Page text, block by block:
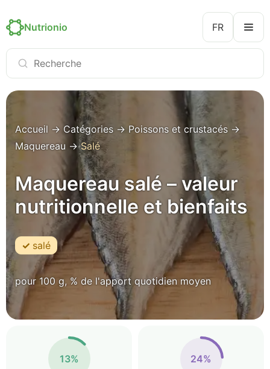
Nutrionio FR
Accueil → Catégories →Poissons et crustacés →
Maquereau →Salé
Maquereau salé – valeur
nutritionnelle et bienfaits
salé
pour 100 g, % de l'apport quotidien moyen
13% 24%